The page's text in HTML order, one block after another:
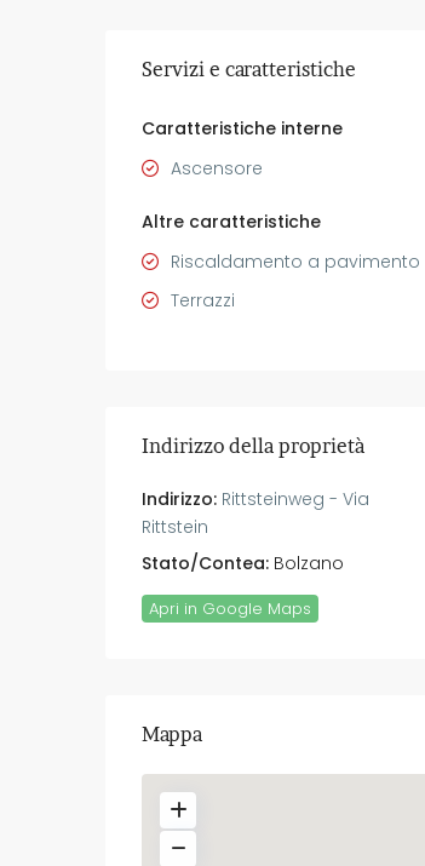
Servizi e caratteristiche
Caratteristiche interne
Ascensore
Altre caratteristiche
Riscaldamento a pavimento
Terrazzi
Indirizzo della proprietà
Indirizzo: Rittsteinweg - Via
Rittstein
Stato/Contea: Bolzano
Apri in Google Maps
Mappa